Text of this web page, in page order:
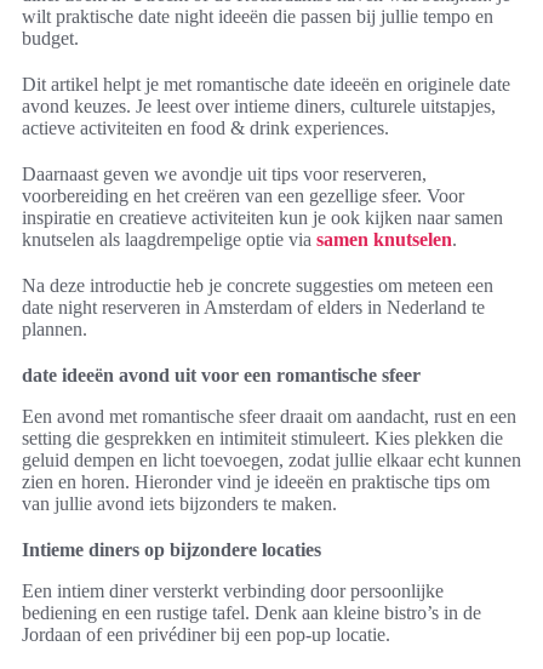
wilt praktische date night ideeën die passen bij jullie tempo en
budget.
Dit artikel helpt je met romantische date ideeën en originele date
avond keuzes. Je leest over intieme diners, culturele uitstapjes,
actieve activiteiten en food & drink experiences.
Daarnaast geven we avondje uit tips voor reserveren,
voorbereiding en het creëren van een gezellige sfeer. Voor
inspiratie en creatieve activiteiten kun je ook kijken naar samen
knutselen als laagdrempelige optie via samen knutselen.
Na deze introductie heb je concrete suggesties om meteen een
date night reserveren in Amsterdam of elders in Nederland te
plannen.
date ideeën avond uit voor een romantische sfeer
Een avond met romantische sfeer draait om aandacht, rust en een
setting die gesprekken en intimiteit stimuleert. Kies plekken die
geluid dempen en licht toevoegen, zodat jullie elkaar echt kunnen
zien en horen. Hieronder vind je ideeën en praktische tips om
van jullie avond iets bijzonders te maken.
Intieme diners op bijzondere locaties
Een intiem diner versterkt verbinding door persoonlijke
bediening en een rustige tafel. Denk aan kleine bistro’s in de
Jordaan of een privédiner bij een pop-up locatie.